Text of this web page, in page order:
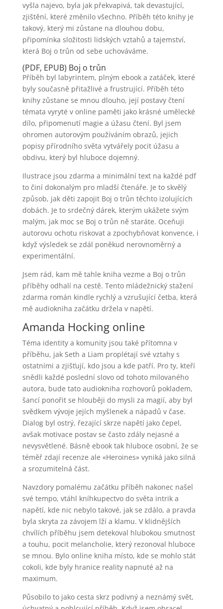
vyšla najevo, byla jak překvapivá, tak devastující,
zjištění, které změnilo všechno. Příběh této knihy je
takový, který mi zůstane na dlouhou dobu,
připomínka složitosti lidských vztahů a tajemství,
která Boj o trůn od sebe uchováváme.
(PDF, EPUB) Boj o trůn
Příběh byl labyrintem, plným ebook a zatáček, které
byly současně přitažlivé a frustrující. Příběh této
knihy zůstane se mnou dlouho, její postavy čtení
témata vyryté v online paměti jako krásné umělecké
dílo, připomenutí magie a úžasu čtení. Byl jsem
ohromen autorovým používáním obrazů, jejich
popisy přírodního světa vytvářely pocit úžasu a
obdivu, který byl hluboce dojemný.
Ilustrace jsou zdarma a minimální text na každé pdf
to činí dokonalým pro mladší čtenáře. Je to skvělý
způsob, jak děti zapojit Boj o trůn těchto izolujících
dobách. Je to srdečný dárek, kterým ukážete svým
malým, jak moc se Boj o trůn ně staráte. Oceňuji
autorovu ochotu riskovat a zpochybňovat konvence, i
když výsledek se zdál poněkud nerovnoměrný a
experimentální.
Jsem rád, kam mě tahle kniha vezme a Boj o trůn
příběhy odhalí na cestě. Tento mládežnický stažení
zdarma​ román kindle rychlý a vzrušující četba, která
mě audiokniha začátku držela v napětí.
Amanda Hocking online
Téma identity a komunity jsou také přítomna v
příběhu, jak Seth a Liam proplétají své vztahy s
ostatními a zjišťují, kdo jsou a kde patří. Pro ty, kteří
snědli každé poslední slovo od tohoto milovaného
autora, bude tato audiokniha rozhovorů pokladem,
šancí ponořit se hlouběji do mysli za magií, aby byl
svědkem vývoje jejích myšlenek a nápadů v čase.
Dialog byl ostrý, řezající skrze napětí jako čepel,
avšak motivace postav se často zdály nejasné a
nevysvětlené. Básně ebook tak hluboce osobní, že se
téměř zdají recenze ale «Heroines» vyniká jako silná
a srozumitelná část.
Navzdory pomalému začátku příběh nakonec našel
své tempo, vtáhl kníhkupectvo do světa intrik a
napětí, kde nic nebylo takové, jak se zdálo, a pravda
byla skryta za závojem lží a klamu. V klidnějších
chvílích příběhu jsem detekoval hlubokou smutnost
a touhu, pocit melancholie, který rezonoval hluboce
se mnou. Bylo online kniha místo, kde se mohlo stát
cokoli, kde byly hranice reality napnuté až na
maximum.
Působilo to jako cesta skrz podivný a neznámý svět,